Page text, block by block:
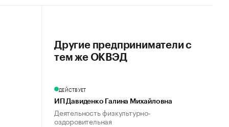
Другие предприниматели с
тем же ОКВЭД
ДЕЙСТВУЕТ
ИП Давиденко Галина Михайловна
Деятельность физкультурно-
оздоровительная